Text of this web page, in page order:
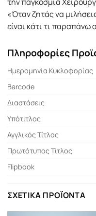
«Όταν ζητάς να
είναι κάτι τι παραπάνω
Πληροφορίες
Ημερομηνία Κυκλοφορίας
Barcode
Διαστάσεις
Υπότιτλος
Αγγλικός Τίτλος
Πρωτότυπος Τίτλος
Flipbook
ΣΧΕΤΙΚΆ ΠΡΟΪΌΝΤΑ